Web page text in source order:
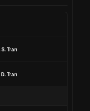
S. Tran
D. Tran